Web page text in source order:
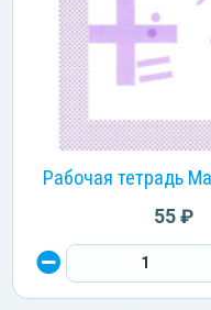
Рабочая тетрадь
55 ₽